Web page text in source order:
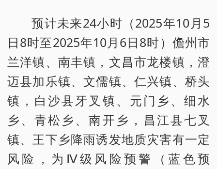
预计未来24小时（2025年10月5
日8时至2025年10月6日8时）儋州市
兰洋镇、南丰镇，文昌市龙楼镇，澄
迈县加乐镇、文儒镇、仁兴镇、桥头
镇，白沙县牙叉镇、元门乡、细水
乡、青松乡、南开乡，昌江县七叉
镇、王下乡降雨诱发地质灾害有一定
风险，为Ⅳ级风险预警（蓝色预